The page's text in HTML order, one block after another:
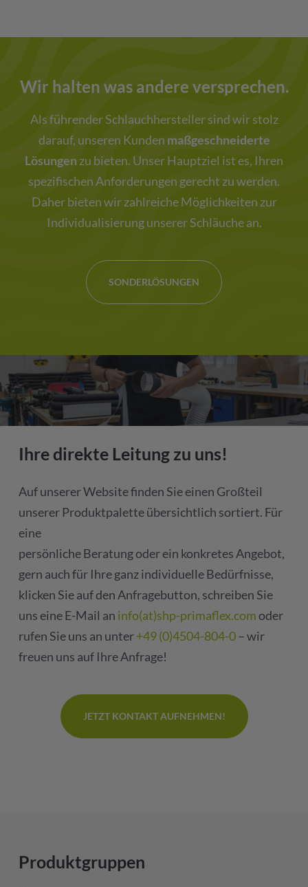
Wir halten was andere versprechen.
Als führender Schlauchhersteller sind wir stolz
darauf, unseren Kunden maßgeschneiderte
Lösungenzu bieten. Unser Hauptziel ist es, Ihren
spezifischen Anforderungen gerecht zu werden.
Daher bieten wir zahlreiche Möglichkeiten zur
Individualisierung unserer Schläuche an.
SONDERLÖSUNGEN
Ihre direkte Leitung zu uns!
Auf unserer Website finden Sie einen Großteil
unserer Produktpalette übersichtlich sortiert. Für
eine
persönliche Beratung oder ein konkretes Angebot,
gern auch für Ihre ganz individuelle Bedürfnisse,
klicken Sie auf den Anfragebutton, schreiben Sie
uns eine E-Mail an info(at)shp-primaflex.comoder
rufen Sie uns an unter+49 (0)4504-804-0– wir
freuen uns auf Ihre Anfrage!
JETZT KONTAKT AUFNEHMEN!
Produktgruppen